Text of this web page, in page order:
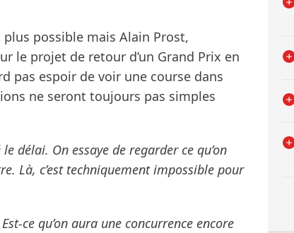
plus possible mais Alain Prost,
le projet de retour d’un Grand Prix en
pas espoir de voir une course dans
ne seront toujours pas simples
délai. On essaye de regarder ce qu’on
Là, c’est techniquement impossible pour
ce qu’on aura une concurrence encore